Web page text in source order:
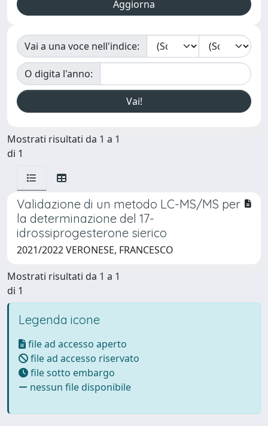
Vai a una voce nell'indice:
O digita l'anno:
Mostrati risultati da 1 a 1
di 1
Validazione di un metodo LC-MS/MS per
la determinazione del 17-
idrossiprogesterone sierico
2021/2022 VERONESE, FRANCESCO
Mostrati risultati da 1 a 1
di 1
Legenda icone
file ad accesso aperto
file ad accesso riservato
file sotto embargo
nessun file disponibile